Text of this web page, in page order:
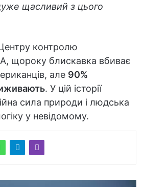
щасливий з цього
контролю
щороку блискавка вбиває
але 90%
. У цій історії
сила природи і людська
у невідомому.